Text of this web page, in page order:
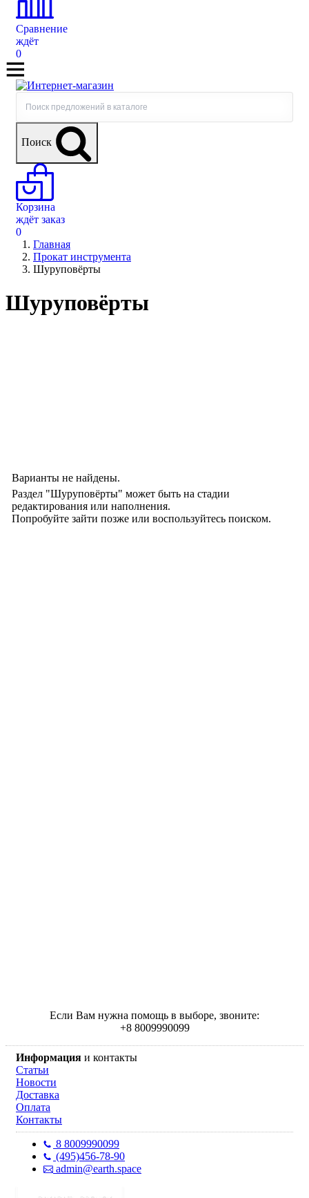
Сравнение
ждёт
0
Поиск
Корзина
ждёт заказ
0
Главная
Прокат инструмента
Шуруповёрты
Шуруповёрты
Варианты не найдены.
Раздел "Шуруповёрты" может быть на стадии
редактирования или наполнения.
Попробуйте зайти позже или воспользуйтесь поиском.
Если Вам нужна помощь в выборе, звоните:
+8 8009990099
Информация и контакты
Статьи
Новости
Доставка
Оплата
Контакты
8 8009990099
(495)456-78-90
admin@earth.space